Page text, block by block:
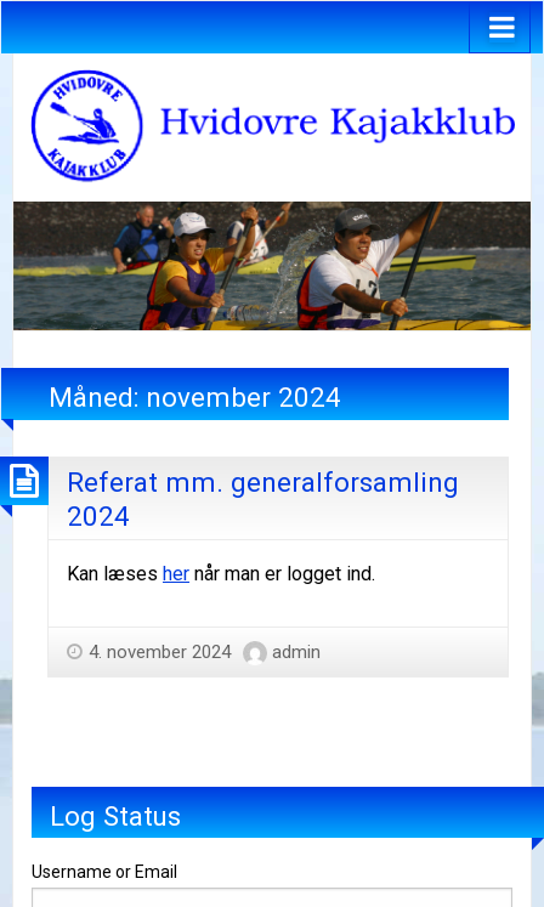
Måned:november 2024
Referat mm. generalforsamling
2024
Kan læses her når man er logget ind.
4. november 2024 admin
Log Status
Username or Email